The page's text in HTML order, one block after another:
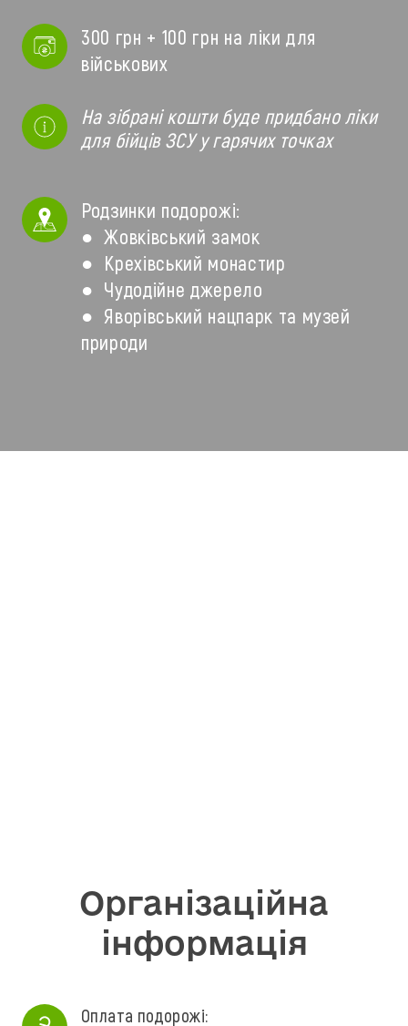
300 грн + 100 грн на ліки для
військових
На зібрані кошти буде придбано ліки
для бійців ЗСУ у гарячих точках
Родзинки подорожі:
● Жовківський замок
● Крехівський монастир
● Чудодійне джерело
● Яворівський нацпарк та музей
природи
Організаційна
інформація
Оплата подорожі: